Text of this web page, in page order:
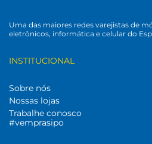
Uma das maiores redes varejistas de
eletrônicos, informática e celular do
INSTITUCIONAL
Sobre nós
Nossas lojas
Trabalhe conosco
#vemprasipo